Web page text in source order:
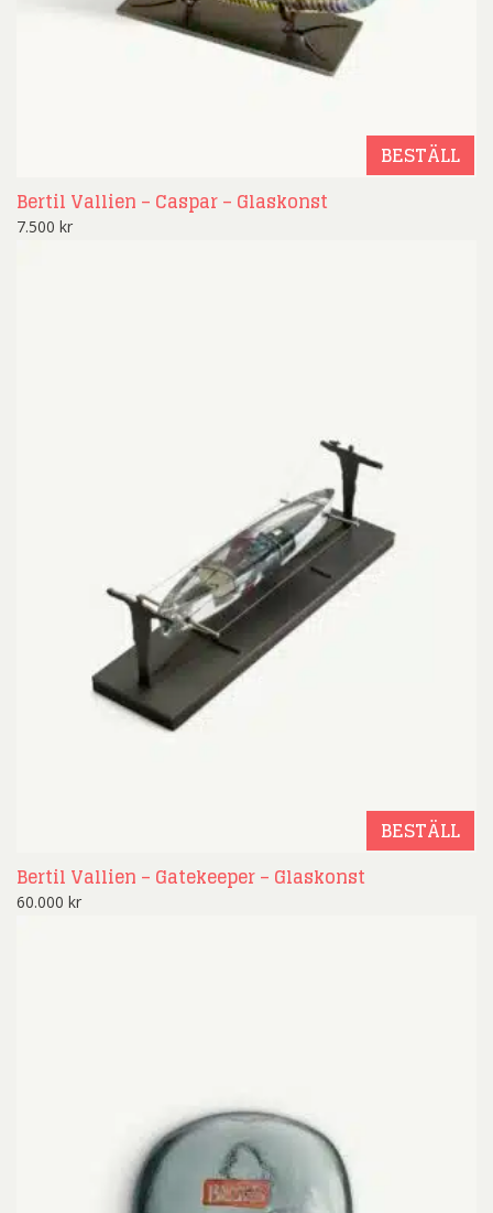
BESTÄLL
Bertil Vallien – Caspar – Glaskonst
7.500 kr
BESTÄLL
Bertil Vallien – Gatekeeper – Glaskonst
60.000 kr